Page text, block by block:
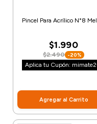
Pincel Para Acrílico N°8
$1.990
$2.490 -20%
Aplica tu Cupón:
Agregar al Carrito